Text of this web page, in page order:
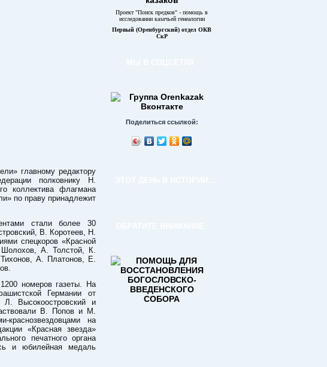
главному редактору
полковнику Н.
коллектива флагмана
по праву принадлежит
стали более 30
В. Коротеев, Н.
спецкоров «Красной
Шолохов, А. Толстой, К.
А. Платонов, Е.
номеров газеты. На
Германии от
Высокоостровский и
В. Попов и М.
краснозвездовцами на
«Красная звезда»
печатного органа
и юбилейная медаль
Проект "Поиск предков" - помощь в
исследовании казачьей генеалогии
Первый (Оренбургский) отдел ОКВ
СкР
Поделиться ссылкой: